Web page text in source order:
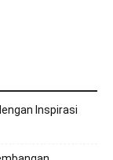
Inspirasi